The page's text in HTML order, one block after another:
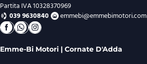
Partita IVA 10328370969
039 9630840
emmebi@emmebimotori.com
Emme-Bi Motori | Cornate D'Adda